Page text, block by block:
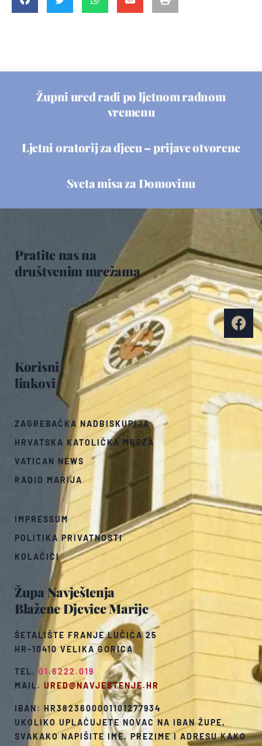
Župni ured radi po ljetnom radnom
vremenu
Ljetni oratorij za djecu – prijave otvorene
Sveta misa za Domovinu
Župa Navještenja
Blažene Djevice Marije
ŠETALIŠTE FRANJE LUČIĆA 25
HR-10410 VELIKA GORICA
TEL.01.6222.019
MAIL. URED@NAVJESTENJE.HR
IBAN: HR3823600001101277934
UKOLIKO UPLAĆUJETE NOVAC NA IBAN ŽUPE,
SVAKAKO NAPIŠITE IME, PREZIME I ADRESU KAKO
Korisni
linkovi
ZAGREBAČKA NADBISKUPIJA
HRVATSKA KATOLIČKA MREŽA
VATICAN NEWS
RADIO MARIJA
IMPRESSUM
POLITIKA PRIVATNOSTI
KOLAČIĆI
Pratite nas na
društvenim mrežama